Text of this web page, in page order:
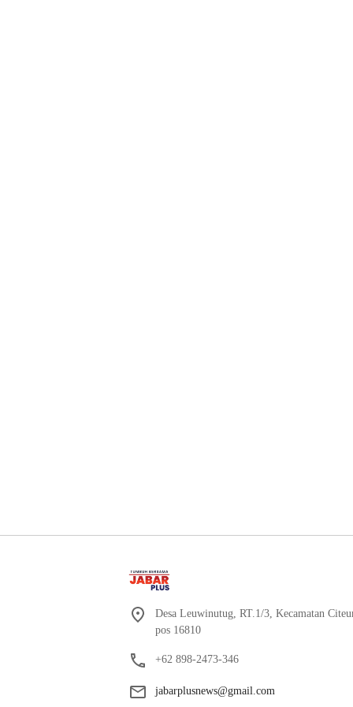
Desa Leuwinutug, RT.1/3, Kecamatan
pos 16810
+62 898-2473-346
jabarplusnews@gmail.com